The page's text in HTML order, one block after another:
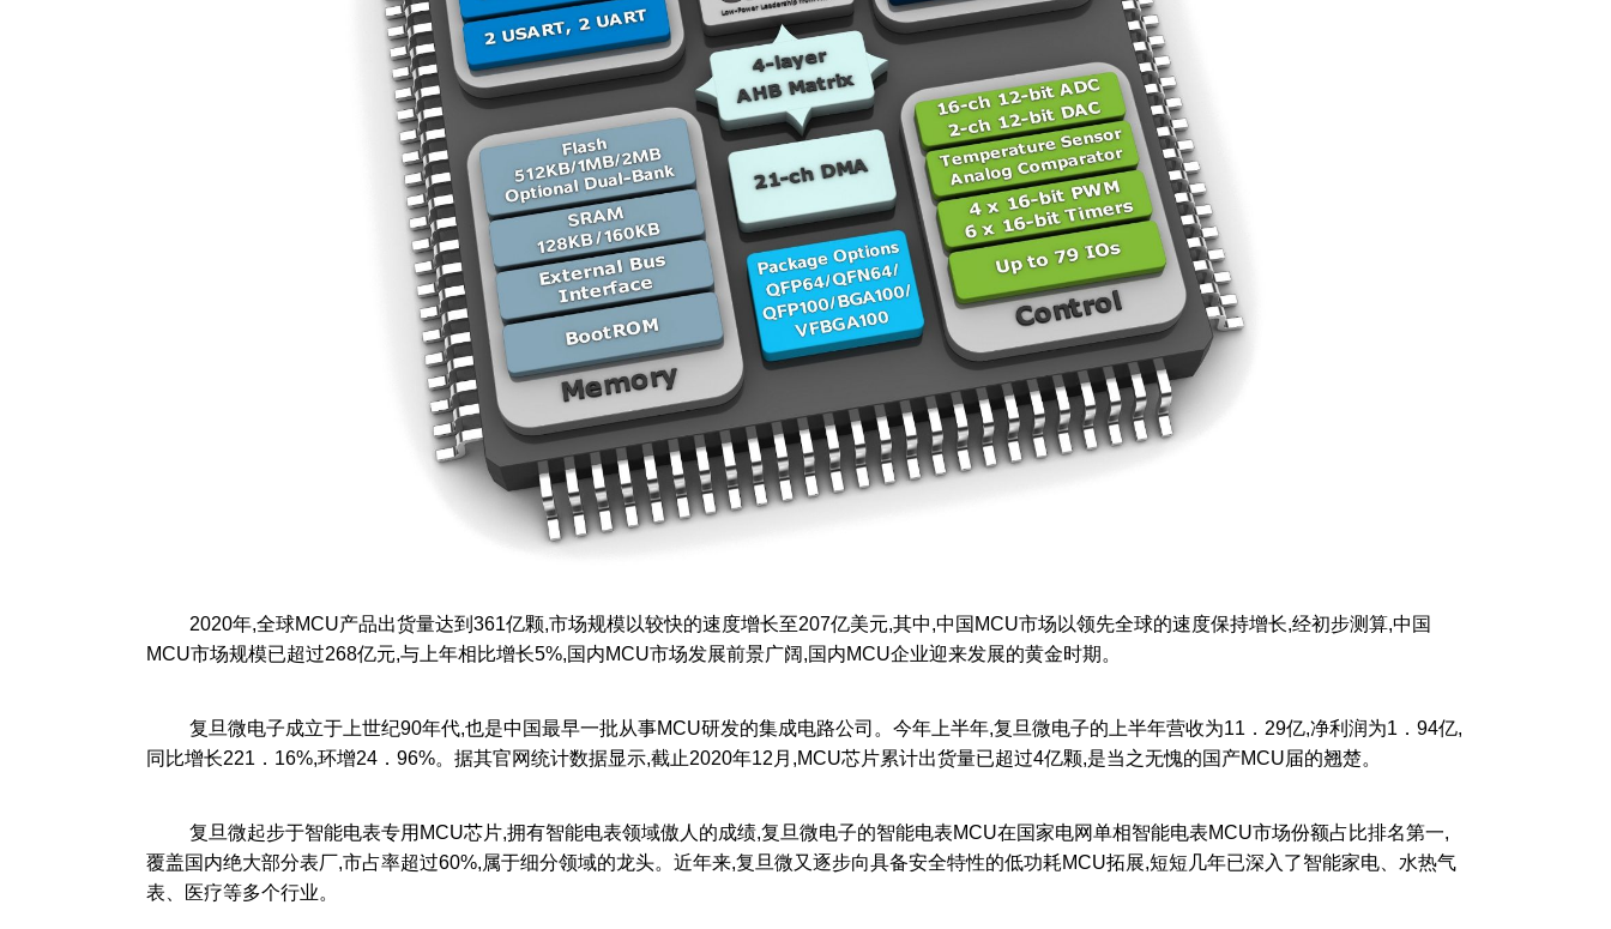
2020年,全球MCU产品出货量达到361亿颗,市场规模以较快的速度增长至207亿美元,其中,中国MCU市场以领先全球的速度保持增长,经初步测算,中国
MCU市场规模已超过268亿元,与上年相比增长5%,国内MCU市场发展前景广阔,国内MCU企业迎来发展的黄金时期。
复旦微电子成立于上世纪90年代,也是中国最早一批从事MCU研发的集成电路公司。今年上半年,复旦微电子的上半年营收为11．29亿,净利润为1．94亿,
同比增长221．16%,环增24．96%。据其官网统计数据显示,截止2020年12月,MCU芯片累计出货量已超过4亿颗,是当之无愧的国产MCU届的翘楚。
复旦微起步于智能电表专用MCU芯片,拥有智能电表领域傲人的成绩,复旦微电子的智能电表MCU在国家电网单相智能电表MCU市场份额占比排名第一,
覆盖国内绝大部分表厂,市占率超过60%,属于细分领域的龙头。近年来,复旦微又逐步向具备安全特性的低功耗MCU拓展,短短几年已深入了智能家电、水热气
表、医疗等多个行业。